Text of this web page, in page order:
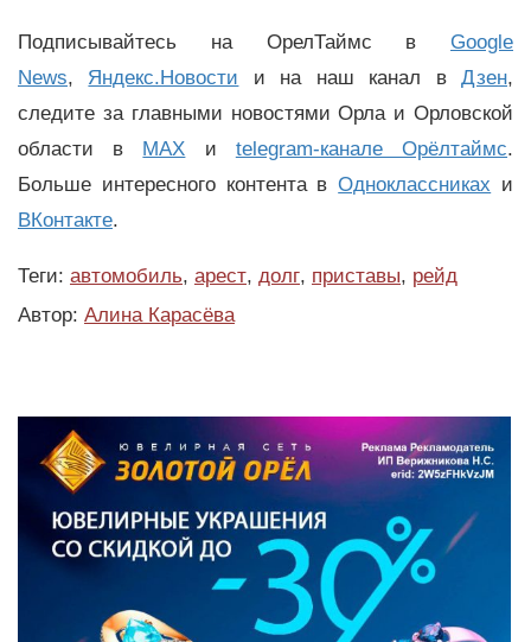
Подписывайтесь на ОрелТаймс в Google
News, Яндекс.Новости и на наш канал вДзен,
следите за главными новостями Орла и Орловской
области в MAX и telegram-канале Орёлтаймс.
Больше интересного контента вОдноклассниках и
ВКонтакте.
Теги: автомобиль, арест, долг, приставы, рейд
Автор: Алина Карасёва